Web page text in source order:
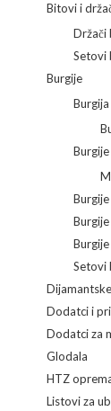
Bitovi i
Držači
Setovi
Burgije
Burgije
Setovi
Dodatci i
Dodatci za
Glodala
HTZ
Listovi za